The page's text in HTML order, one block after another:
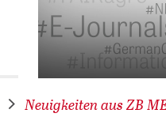
Neuigkeiten aus ZB